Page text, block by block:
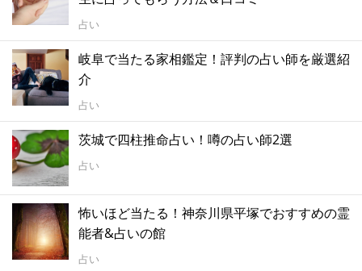
占い
岐阜で当たる家相鑑定！評判の占い師を厳選紹
介
占い
茨城で四柱推命占い！噂の占い師2選
占い
怖いほど当たる！神奈川県平塚でおすすめの霊
能者&占いの館
占い